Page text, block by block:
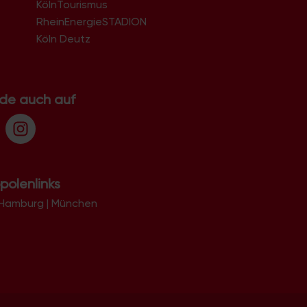
51069
51103
51107
51147
KölnTourismus
RheinEnergieSTADION
Köln Deutz
auch auf
| München